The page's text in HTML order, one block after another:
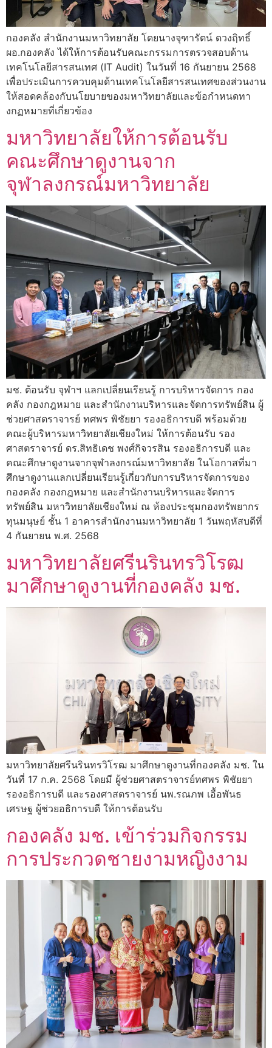
กองคลัง สำนักงานมหาวิทยาลัย โดยนางจุฑารัตน์ ดวงฤิทธิ์
ผอ.กองคลัง ได้ให้การต้อนรับคณะกรรมการตรวจสอบด้าน
เทคโนโลยีสารสนเทศ (IT Audit) ในวันที่ 16 กันยายน 2568
เพื่อประเมินการควบคุมด้านเทคโนโลยีสารสนเทศของส่วนงาน
ให้สอดคล้องกับนโยบายของมหาวิทยาลัยและข้อกำหนดทา
งกฏหมายที่เกี่ยวข้อง
มหาวิทยาลัยให้การต้อนรับ
คณะศึกษาดูงานจาก
จุฬาลงกรณ์มหาวิทยาลัย
มช. ต้อนรับ จุฬาฯ แลกเปลี่ยนเรียนรู้ การบริหารจัดการ กอง
คลัง กองกฎหมาย และสำนักงานบริหารและจัดการทรัพย์สิน ผู้
ช่วยศาสตราจารย์ ทศพร พิชัยยา รองอธิการบดี พร้อมด้วย
คณะผู้บริหารมหาวิทยาลัยเชียงใหม่ ให้การต้อนรับ รอง
ศาสตราจารย์ ดร.สิทธิเดช พงศ์กิจวรสิน รองอธิการบดี และ
คณะศึกษาดูงานจากจุฬาลงกรณ์มหาวิทยาลัย ในโอกาสที่มา
ศึกษาดูงานแลกเปลี่ยนเรียนรู้เกี่ยวกับการบริหารจัดการของ
กองคลัง กองกฎหมาย และสำนักงานบริหารและจัดการ
ทรัพย์สิน มหาวิทยาลัยเชียงใหม่ ณ ห้องประชุมกองทรัพยากร
ทุนมนุษย์ ชั้น 1 อาคารสำนักงานมหาวิทยาลัย 1 วันพฤหัสบดีที่
4 กันยายน พ.ศ. 2568
มหาวิทยาลัยศรีนรินทรวิโรฒ
มาศึกษาดูงานที่กองคลัง มช.
มหาวิทยาลัยศรีนรินทรวิโรฒ มาศึกษาดูงานที่กองคลัง มช. ใน
วันที่ 17 ก.ค. 2568 โดยมี ผู้ช่วยศาสตราจารย์ทศพร พิชัยยา
รองอธิการบดี และรองศาสตราจารย์ นพ.รณภพ เอื้อพันธ
เศรษฐ ผู้ช่วยอธิการบดี ให้การต้อนรับ
กองคลัง มช. เข้าร่วมกิจกรรม
การประกวดชายงามหญิงงาม